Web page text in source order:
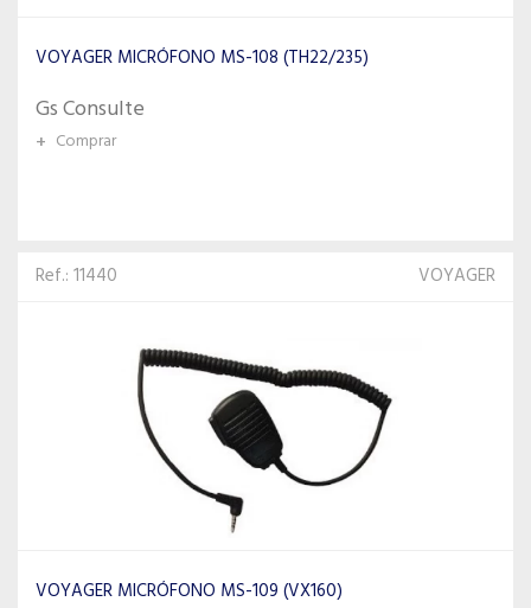
VOYAGER MICRÓFONO MS-108 (TH22/235)
Gs Consulte
+ Comprar
Ref.: 11440 VOYAGER
VOYAGER MICRÓFONO MS-109 (VX160)